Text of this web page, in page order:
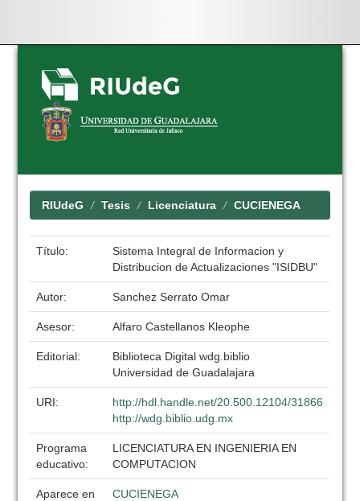
Skip
navigation
RIUdeG Tesis Licenciatura CUCIENEGA
Título:
Sistema Integral de Informacion y
Distribucion de Actualizaciones "ISIDBU"
Autor: Sanchez Serrato Omar
Asesor: Alfaro Castellanos Kleophe
Editorial:
Biblioteca Digital wdg.biblio
Universidad de Guadalajara
URI:
http://hdl.handle.net/20.500.12104/31866
http://wdg.biblio.udg.mx
Programa
educativo:
LICENCIATURA EN INGENIERIA EN
COMPUTACION
Aparece en
CUCIENEGA